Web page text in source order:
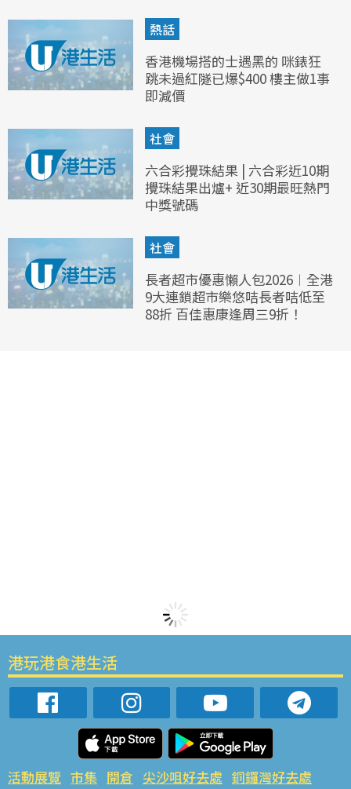
熱話
香港機場搭的士遇黑的 咪錶狂
跳未過紅隧已爆$400 樓主做1事
即減價
社會
六合彩攪珠結果 | 六合彩近10期
攪珠結果出爐+ 近30期最旺熱門
中獎號碼
社會
長者超市優惠懶人包2026︱全港
9大連鎖超市樂悠咭長者咭低至
88折 百佳惠康逢周三9折！
港玩港食港生活
活動展覽 市集 開倉 尖沙咀好去處 銅鑼灣好去處